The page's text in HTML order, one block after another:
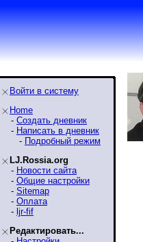
Войти в систему
Home
- Создать дневник
- Написать в дневник
- Подробный режим
LJ.Rossia.org
- Новости сайта
- Общие настройки
- Sitemap
- Оплата
- ljr-fif
Редактировать...